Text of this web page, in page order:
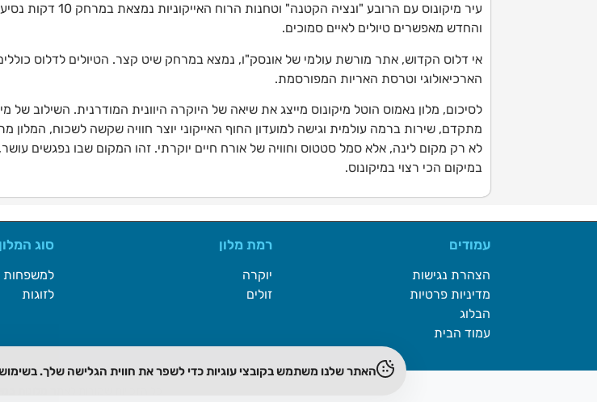
עיר מיקונוס עם הרובע "ונציה הקטנה"
והחדש מאפשרים טיולים לאיים סמוכים.
אי דלוס הקדוש, אתר מורשת עולמי של אונסק"ו, נמצא במרחק שיט קצר. הטיולים לדלוס כוללים
הארכיאולוגי וטרסת האריות המפורסמת.
לסיכום, מלון נאמוס הוטל מיקונוס מייצג את שיאה של היוקרה היוונית המודרנית. השילוב של
מתקדם, שירות ברמה עולמית וגישה למועדון החוף האייקוני יוצר חוויה שקשה לשכוח, המלון
לא רק מקום לינה, אלא סמל סטטוס וחוויה של אורח חיים יוקרתי. זהו המקום שבו נפגשים עושר,
במיקום הכי רצוי במיקונוס.
עמודים
הצהרת נגישות
מדיניות פרטיות
הבלוג
עמוד הבית
רמת מלון
יוקרה
זולים
סוג המלון
למשפחות
לזוגות
האתר שלנו משתמש בקובצי עוגיות כדי לשפר את חווית הגלישה שלך.